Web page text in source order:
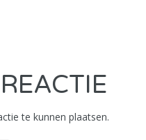
te kunnen plaatsen.